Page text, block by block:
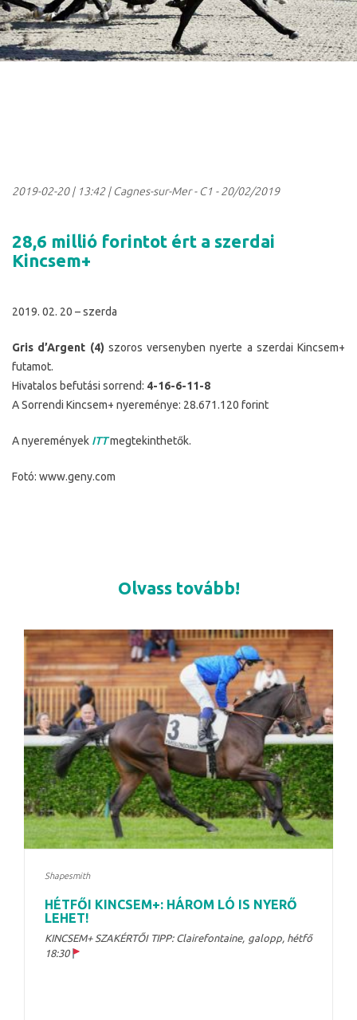
2019-02-20| 13:42| Cagnes-sur-Mer - C1 - 20/02/2019
28,6 millió forintot ért a szerdai
Kincsem+
2019. 02. 20 – szerda
Gris d’Argent (4) szoros versenyben nyerte a szerdai Kincsem+
futamot.
Hivatalos befutási sorrend: 4-16-6-11-8
A Sorrendi Kincsem+ nyereménye: 28.671.120 forint
A nyeremények ITTmegtekinthetők.
Fotó: www.geny.com
Olvass tovább!
Shapesmith
HÉTFŐI KINCSEM+: HÁROM LÓ IS NYERŐ
LEHET!
KINCSEM+ SZAKÉRTŐI TIPP: Clairefontaine, galopp, hétfő
18:30